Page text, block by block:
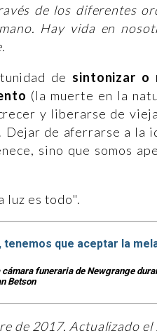
de los diferentes
Hay vida en
de sintonizar o
(la muerte en la
y liberarse de
de aferrarse a la
sino que somos
luz es todo".
que aceptar la
funeraria de Newgrange
Betson
de 2017. Actualizado el